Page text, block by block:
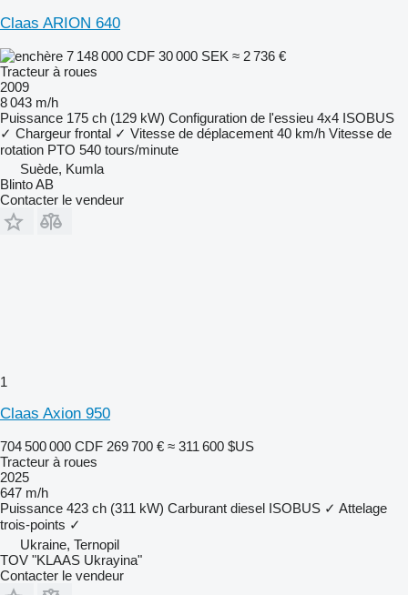
Claas ARION 640
7 148 000 CDF 30 000 SEK ≈ 2 736 €
Tracteur à roues
2009
8 043 m/h
Puissance 175 ch (129 kW) Configuration de l'essieu 4x4 ISOBUS
✓ Chargeur frontal ✓ Vitesse de déplacement 40 km/h Vitesse de
rotation PTO 540 tours/minute
Suède, Kumla
Blinto AB
Contacter le vendeur
1
Claas Axion 950
704 500 000 CDF 269 700 € ≈ 311 600 $US
Tracteur à roues
2025
647 m/h
Puissance 423 ch (311 kW) Carburant diesel ISOBUS ✓ Attelage
trois-points ✓
Ukraine, Ternopil
TOV "KLAAS Ukrayina"
Contacter le vendeur